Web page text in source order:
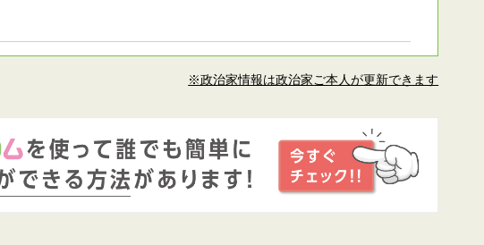
※政治家情報は政治家ご本人が更新できます